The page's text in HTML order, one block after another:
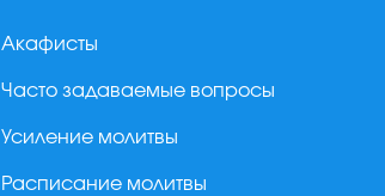
Акафисты
Часто задаваемые вопросы
Усиление молитвы
Расписание молитвы